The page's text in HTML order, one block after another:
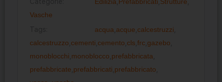
Vasche
acqua acque calcestruzzi
calcestruzzo cementi cemento cls frc gazebo
monoblocchi monoblocco prefabbricata
prefabbricate prefabbricati prefabbricato